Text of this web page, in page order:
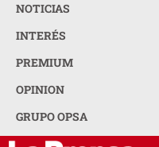
NOTICIAS
INTERÉS
PREMIUM
OPINION
GRUPO OPSA